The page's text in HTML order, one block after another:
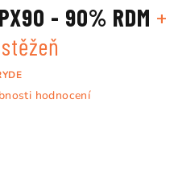
- 90% RDM +
hodnocení